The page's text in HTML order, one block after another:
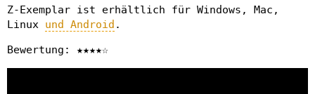
Z-Exemplar ist erhältlich für Windows, Mac,
Linux und Android .
Bewertung: ★★★★☆